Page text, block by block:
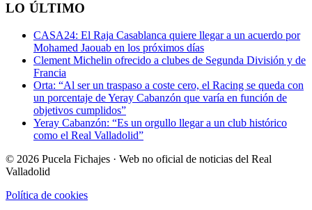
LO ÚLTIMO
CASA24: El Raja Casablanca quiere llegar a un acuerdo por
Mohamed Jaouab en los próximos días
Clement Michelin ofrecido a clubes de Segunda División y de
Francia
Orta: “Al ser un traspaso a coste cero, el Racing se queda con
un porcentaje de Yeray Cabanzón que varía en función de
objetivos cumplidos”
Yeray Cabanzón: “Es un orgullo llegar a un club histórico
como el Real Valladolid”
© 2026 Pucela Fichajes · Web no oficial de noticias del Real
Valladolid
Política de cookies